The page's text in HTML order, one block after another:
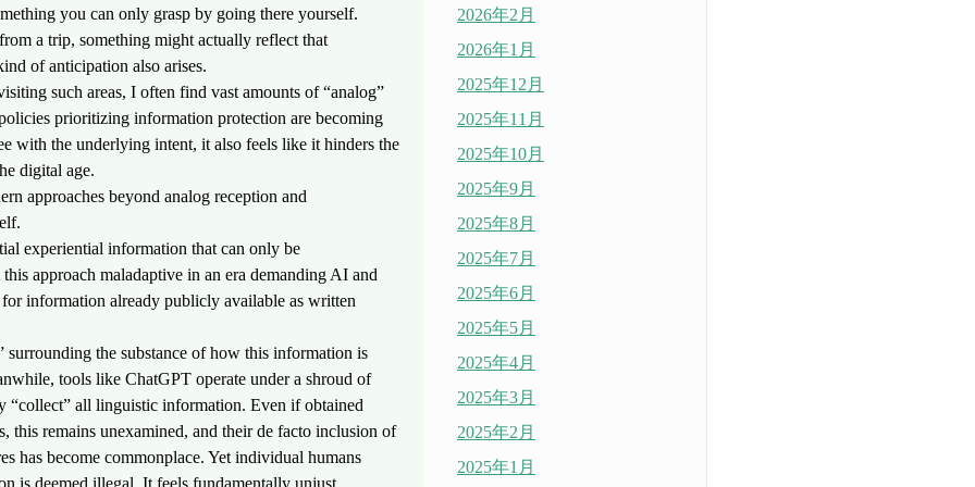
you can only grasp by going there yourself.
a trip, something might actually reflect that
of anticipation also arises.
such areas, I often find vast amounts of “analog”
prioritizing information protection are becoming
with the underlying intent, it also feels like it hinders the
digital age.
approaches beyond analog reception and
experiential information that can only be
this approach maladaptive in an era demanding AI and
information already publicly available as written
surrounding the substance of how this information is
tools like ChatGPT operate under a shroud of
“collect” all linguistic information. Even if obtained
this remains unexamined, and their de facto inclusion of
has become commonplace. Yet individual humans
is deemed illegal. It feels fundamentally unjust.
2026年2月
2026年1月
2025年12月
2025年11月
2025年10月
2025年9月
2025年8月
2025年7月
2025年6月
2025年5月
2025年4月
2025年3月
2025年2月
2025年1月